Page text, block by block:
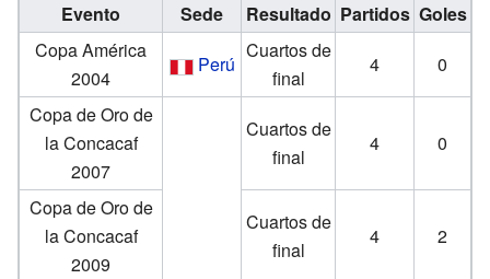
Evento Sede Resultado Partidos Goles
Copa América
2004
Perú
Cuartos de
final
4
0
Copa de Oro de
la Concacaf
2007
Cuartos de
final
4 0
Copa de Oro de
la Concacaf
2009
Cuartos de
final
4 2